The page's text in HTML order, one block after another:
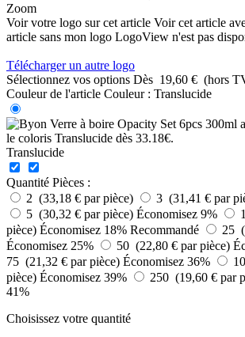
Zoom
Voir votre logo sur cet article Voir cet article
article sans mon logo LogoView n'est pas
Télécharger un autre logo
Sélectionnez vos options Dès 19,60 € (hors
Couleur de l'article Couleur : Translucide
Translucide
Quantité Pièces :
2 (33,18 € par pièce)
3 (31,41 € par
5 (30,32 € par pièce) Économisez 9%
pièce) Économisez 18% Recommandé
25
Économisez 25%
50 (22,80 € par pièce)
75 (21,32 € par pièce) Économisez 36%
pièce) Économisez 39% 250 (19,60 € par
41%
Choisissez votre quantité